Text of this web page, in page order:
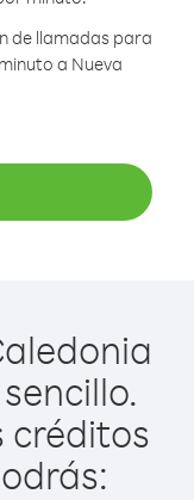
de llamadas para
a Nueva
créditos